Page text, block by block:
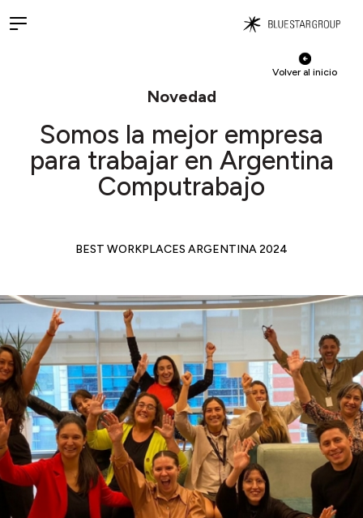
Volver al inicio
Novedad
Somos la mejor empresa
para trabajar en Argentina
Computrabajo
BEST WORKPLACES ARGENTINA 2024